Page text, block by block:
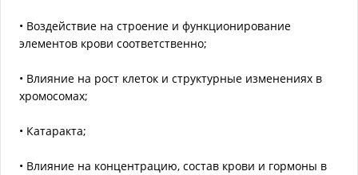
• Воздействие на строение и функционирование
элементов крови соответственно;
• Влияние на рост клеток и структурные изменениях в
хромосомах;
• Катаракта;
• Влияние на концентрацию, состав крови и гормоны в